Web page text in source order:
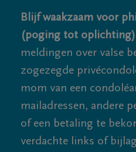
Blijf waakzaam voor
(poging tot
meldingen over valse
zogezegde
mom van een
mailadressen, andere
of een betaling te
verdachte links of